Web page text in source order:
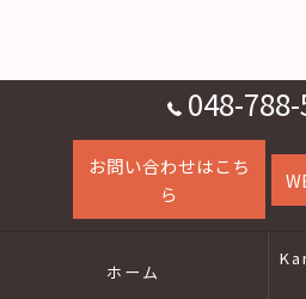
048-
お問い合わせはこち
ら
ホーム